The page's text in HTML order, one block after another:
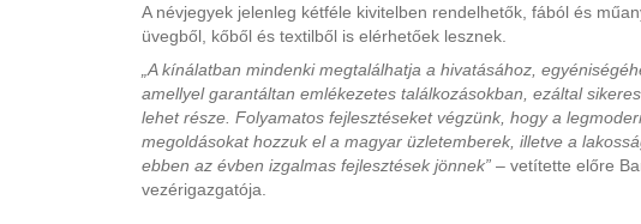
A névjegyek jelenleg kétféle kivitelben rendelhetők, fából és
üvegből, kőből és textilből is elérhetőek lesznek.
„A kínálatban mindenki megtalálhatja a hivatásához,
amellyel garantáltan emlékezetes találkozásokban, ezáltal
lehet része. Folyamatos fejlesztéseket végzünk, hogy a
megoldásokat hozzuk el a magyar üzletemberek, illetve a
ebben az évben izgalmas fejlesztések jönnek” – vetítette előre
vezérigazgatója.